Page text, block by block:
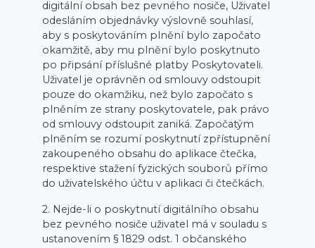
digitální obsah bez pevného nosiče, Uživatel
odesláním objednávky výslovně souhlasí,
aby s poskytováním plnění bylo započato
okamžitě, aby mu plnění bylo poskytnuto
po připsání příslušné platby Poskytovateli.
Uživatel je oprávněn od smlouvy odstoupit
pouze do okamžiku, než bylo započato s
plněním ze strany poskytovatele, pak právo
od smlouvy odstoupit zaniká. Započatým
plněním se rozumí poskytnutí zpřístupnění
zakoupeného obsahu do aplikace čtečka,
respektive stažení fyzických souborů přímo
do uživatelského účtu v aplikaci či čtečkách.
2. Nejde-li o poskytnutí digitálního obsahu
bez pevného nosiče uživatel má v souladu s
ustanovením § 1829 odst. 1 občanského